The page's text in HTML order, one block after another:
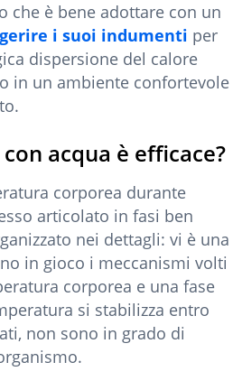
che è bene adottare con un
i suoi indumenti per
dispersione del calore
in un ambiente confortevole
acqua è efficace?
corporea durante
articolato in fasi ben
nei dettagli: vi è una
in gioco i meccanismi volti
corporea e una fase
si stabilizza entro
non sono in grado di